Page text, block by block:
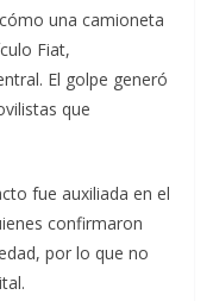
una camioneta
Fiat,
El golpe generó
que
fue auxiliada en el
confirmaron
por lo que no